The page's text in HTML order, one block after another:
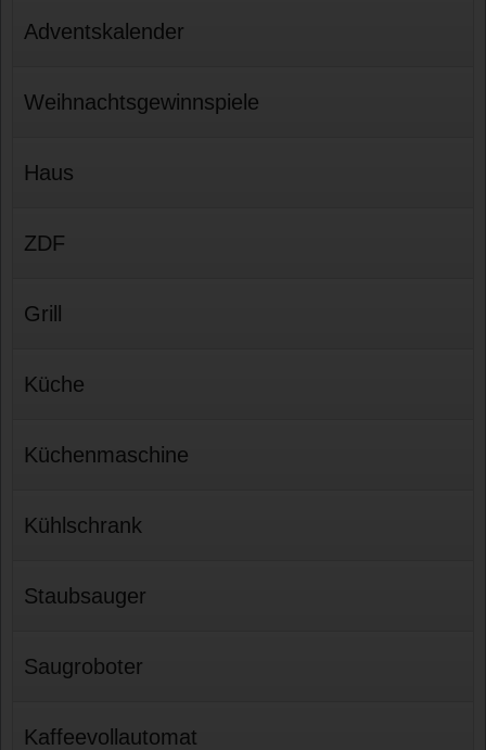
Adventskalender
Weihnachtsgewinnspiele
Haus
ZDF
Grill
Küche
Küchenmaschine
Kühlschrank
Staubsauger
Saugroboter
Kaffeevollautomat